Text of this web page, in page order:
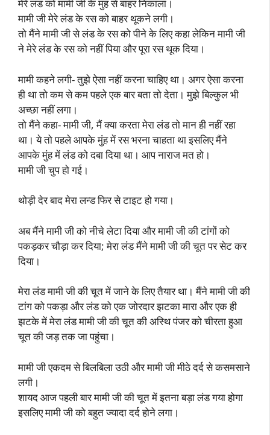
मेरे लंड को मामी जी के मुंह से बाहर निकाला।
मामी जी मेरे लंड के रस को बाहर थूकने लगी।
तो मैंने मामी जी से लंड के रस को पीने के लिए कहा लेकिन मामी जी
ने मेरे लंड के रस को नहीं पिया और पूरा रस थूक दिया।
मामी कहने लगी- तुझे ऐसा नहीं करना चाहिए था। अगर ऐसा करना
ही था तो कम से कम पहले एक बार बता तो देता। मुझे बिल्कुल भी
अच्छा नहीं लगा।
तो मैंने कहा- मामी जी, मैं क्या करता मेरा लंड तो मान ही नहीं रहा
था। ये तो पहले आपके मुंह में रस भरना चाहता था इसलिए मैंने
आपके मुंह में लंड को दबा दिया था। आप नाराज मत हो।
मामी जी चुप हो गई।
थोड़ी देर बाद मेरा लन्ड फिर से टाइट हो गया।
अब मैंने मामी जी को नीचे लेटा दिया और मामी जी की टांगों को
पकड़कर चौड़ा कर दिया; मेरा लंड मैंने मामी जी की चूत पर सेट कर
दिया।
मेरा लंड मामी जी की चूत में जाने के लिए तैयार था। मैंने मामी जी की
टांग को पकड़ा और लंड को एक जोरदार झटका मारा और एक ही
झटके में मेरा लंड मामी जी की चूत की अस्थि पंजर को चीरता हुआ
चूत की जड़ तक जा पहुंचा।
मामी जी एकदम से बिलबिला उठी और मामी जी मीठे दर्द से कसमसाने
लगी।
शायद आज पहली बार मामी जी की चूत में इतना बड़ा लंड गया होगा
इसलिए मामी जी को बहुत ज्यादा दर्द होने लगा।